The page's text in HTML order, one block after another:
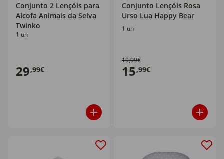
Conjunto 2 Lençóis para
Alcofa Animais da Selva
Twinko
1 un
29,99€
Conjunto Lençóis Rosa
Urso Lua Happy Bear
1 un
19,99€
15,99€